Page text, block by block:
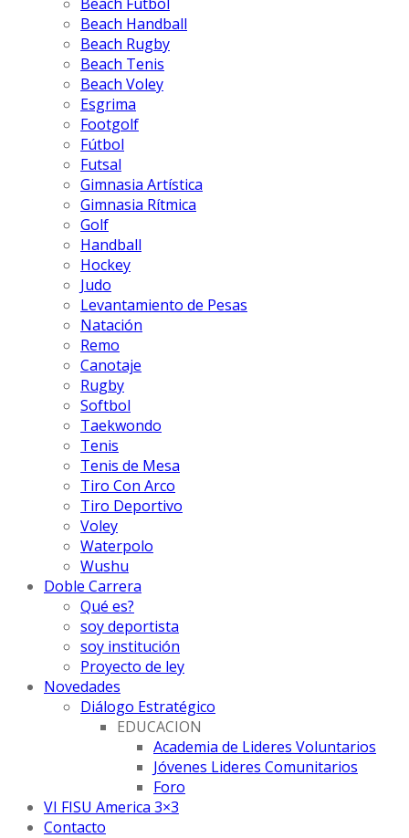
Beach Handball
Beach Rugby
Beach Tenis
Beach Voley
Esgrima
Footgolf
Fútbol
Futsal
Gimnasia Artística
Gimnasia Rítmica
Golf
Handball
Hockey
Judo
Levantamiento de Pesas
Natación
Remo
Canotaje
Rugby
Softbol
Taekwondo
Tenis
Tenis de Mesa
Tiro Con Arco
Tiro Deportivo
Voley
Waterpolo
Wushu
Doble Carrera
Qué es?
soy deportista
soy institución
Proyecto de ley
Novedades
Diálogo Estratégico
EDUCACION
Academia de Lideres Voluntarios
Jóvenes Lideres Comunitarios
Foro
VI FISU America 3×3
Contacto